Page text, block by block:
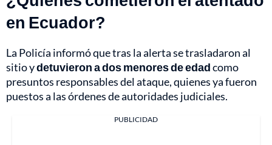
en Ecuador?
La Policía informó que tras la alerta se trasladaron al
sitio ydetuvieron a dos menores de edadcomo
presuntos responsables del ataque, quienes ya fueron
puestos a las órdenes de autoridades judiciales.
PUBLICIDAD